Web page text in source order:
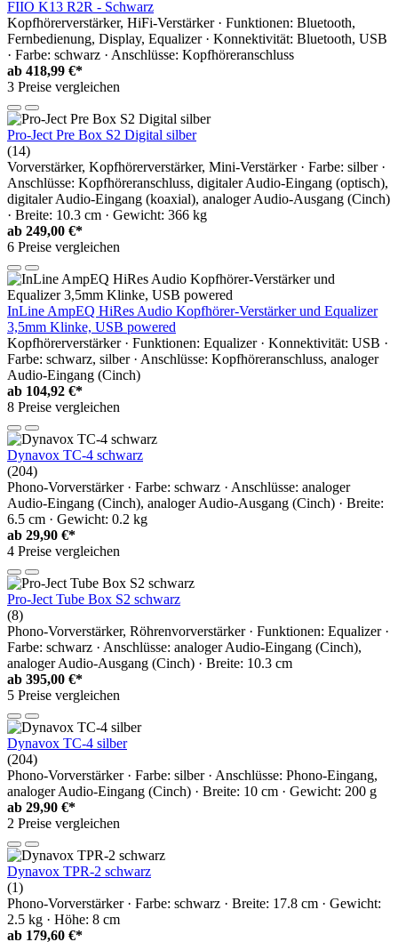
FIIO K13 R2R - Schwarz
Kopfhörerverstärker, HiFi-Verstärker · Funktionen: Bluetooth,
Fernbedienung, Display, Equalizer · Konnektivität: Bluetooth, USB
· Farbe: schwarz · Anschlüsse: Kopfhöreranschluss
ab 418,99 €*
3 Preise vergleichen
Pro-Ject Pre Box S2 Digital silber
(14)
Vorverstärker, Kopfhörerverstärker, Mini-Verstärker · Farbe: silber ·
Anschlüsse: Kopfhöreranschluss, digitaler Audio-Eingang (optisch),
digitaler Audio-Eingang (koaxial), analoger Audio-Ausgang (Cinch)
· Breite: 10.3 cm · Gewicht: 366 kg
ab 249,00 €*
6 Preise vergleichen
InLine AmpEQ HiRes Audio Kopfhörer-Verstärker und Equalizer
3,5mm Klinke, USB powered
Kopfhörerverstärker · Funktionen: Equalizer · Konnektivität: USB ·
Farbe: schwarz, silber · Anschlüsse: Kopfhöreranschluss, analoger
Audio-Eingang (Cinch)
ab 104,92 €*
8 Preise vergleichen
Dynavox TC-4 schwarz
(204)
Phono-Vorverstärker · Farbe: schwarz · Anschlüsse: analoger
Audio-Eingang (Cinch), analoger Audio-Ausgang (Cinch) · Breite:
6.5 cm · Gewicht: 0.2 kg
ab 29,90 €*
4 Preise vergleichen
Pro-Ject Tube Box S2 schwarz
(8)
Phono-Vorverstärker, Röhrenvorverstärker · Funktionen: Equalizer ·
Farbe: schwarz · Anschlüsse: analoger Audio-Eingang (Cinch),
analoger Audio-Ausgang (Cinch) · Breite: 10.3 cm
ab 395,00 €*
5 Preise vergleichen
Dynavox TC-4 silber
(204)
Phono-Vorverstärker · Farbe: silber · Anschlüsse: Phono-Eingang,
analoger Audio-Eingang (Cinch) · Breite: 10 cm · Gewicht: 200 g
ab 29,90 €*
2 Preise vergleichen
Dynavox TPR-2 schwarz
(1)
Phono-Vorverstärker · Farbe: schwarz · Breite: 17.8 cm · Gewicht:
2.5 kg · Höhe: 8 cm
ab 179,60 €*